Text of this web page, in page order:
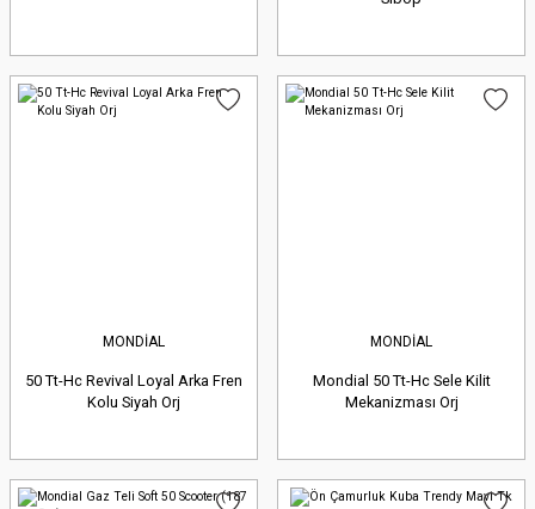
MONDİAL
50 Tt-Hc Revival Loyal Arka Fren
Kolu Siyah Orj
MONDİAL
Mondial 50 Tt-Hc Sele Kilit
Mekanizması Orj